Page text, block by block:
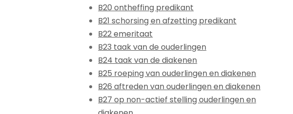
B20 ontheffing predikant
B21 schorsing en afzetting predikant
B22 emeritaat
B23 taak van de ouderlingen
B24 taak van de diakenen
B25 roeping van ouderlingen en diakenen
B26 aftreden van ouderlingen en diakenen
B27 op non-actief stelling ouderlingen en